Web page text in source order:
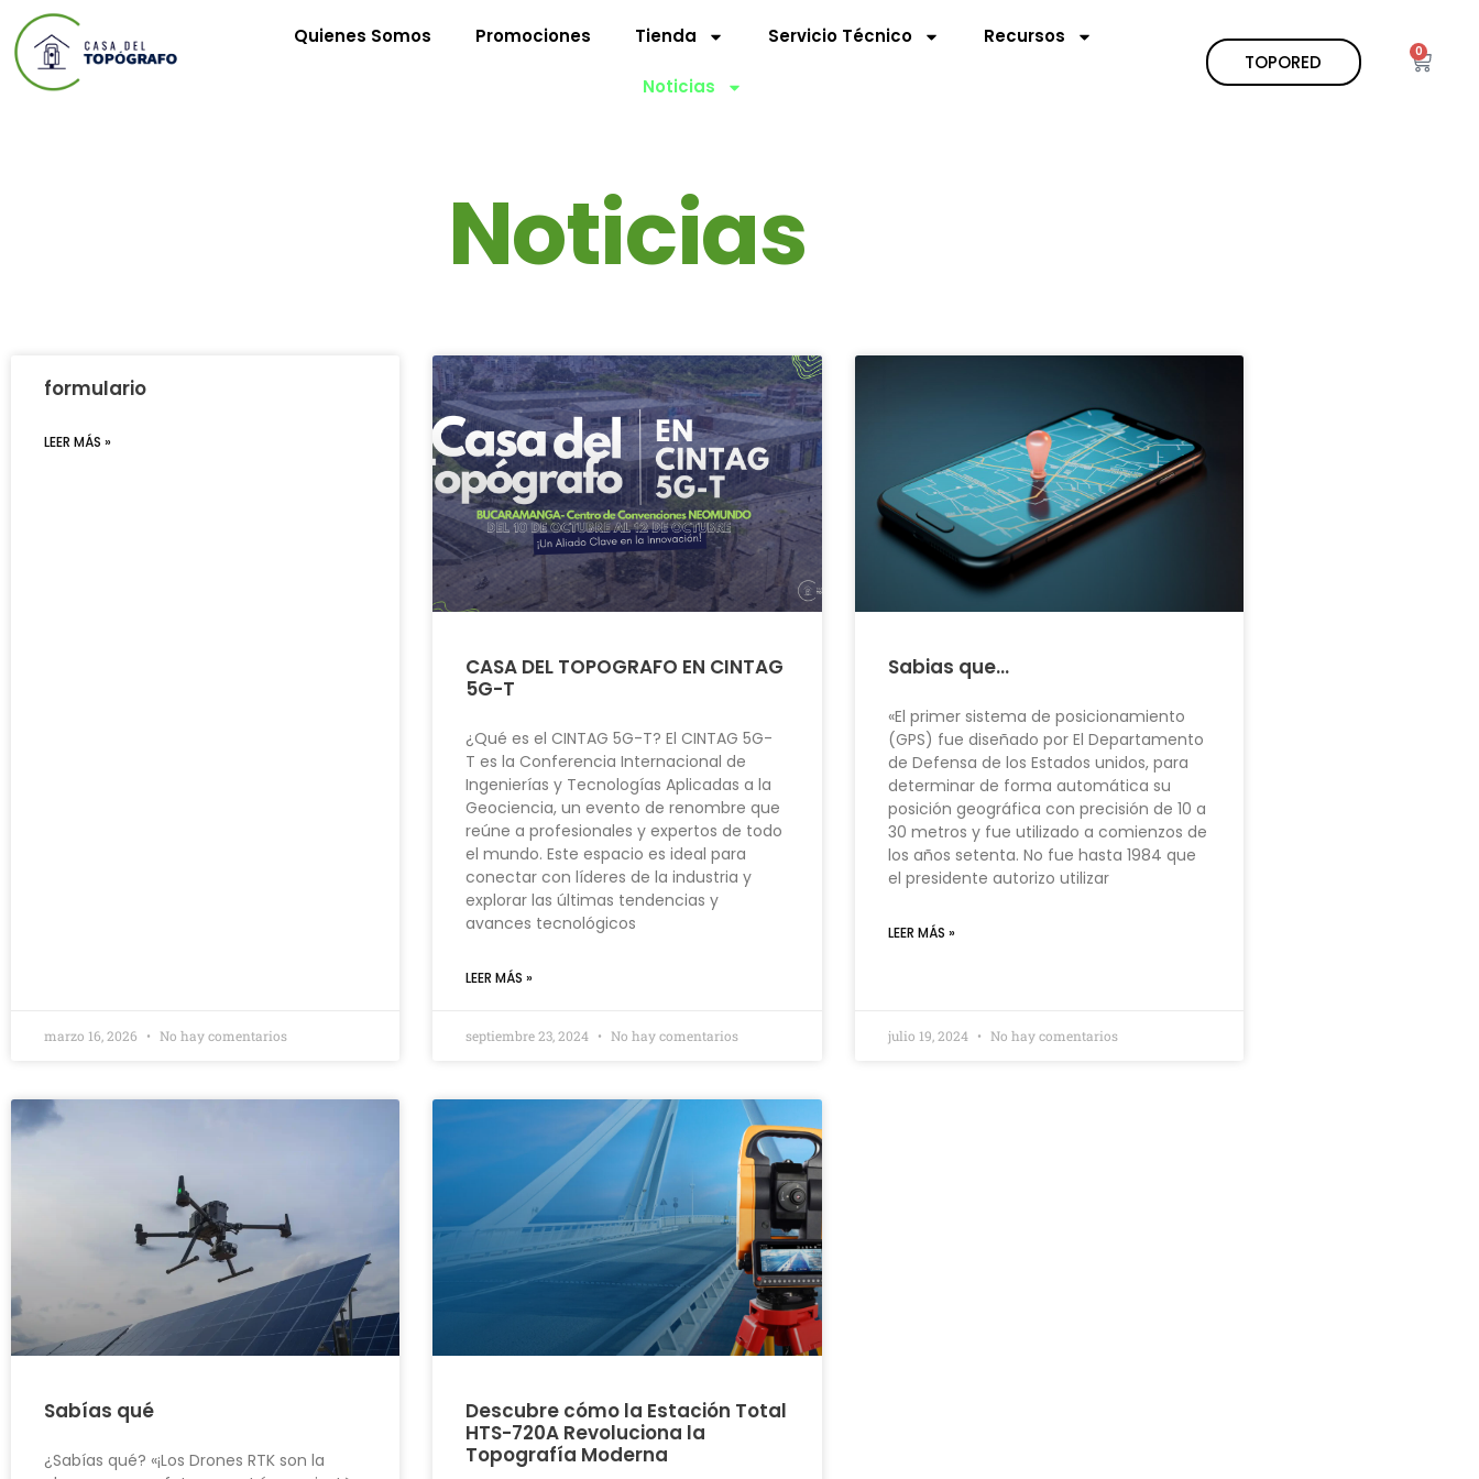
Quienes Somos Promociones Tienda Servicio Técnico Recursos
Noticias
TOPORED 0
Noticias
formulario
LEER MÁS »
marzo 16, 2026 No hay comentarios
CASA DEL TOPOGRAFO EN CINTAG
5G-T
¿Qué es el CINTAG 5G-T? El CINTAG 5G-
T es la Conferencia Internacional de
Ingenierías y Tecnologías Aplicadas a la
Geociencia, un evento de renombre que
reúne a profesionales y expertos de todo
el mundo. Este espacio es ideal para
conectar con líderes de la industria y
explorar las últimas tendencias y
avances tecnológicos
LEER MÁS »
septiembre 23, 2024 No hay comentarios
Sabias que…
«El primer sistema de posicionamiento
(GPS) fue diseñado por El Departamento
de Defensa de los Estados unidos, para
determinar de forma automática su
posición geográfica con precisión de 10 a
30 metros y fue utilizado a comienzos de
los años setenta. No fue hasta 1984 que
el presidente autorizo utilizar
LEER MÁS »
julio 19, 2024 No hay comentarios
Sabías qué
¿Sabías qué? «¡Los Drones RTK son la
Descubre cómo la Estación Total
HTS-720A Revoluciona la
Topografía Moderna